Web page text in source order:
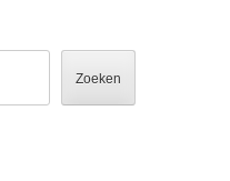
Zoeken